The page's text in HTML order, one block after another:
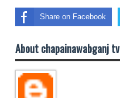
Share on Facebook
About chapainawabganj tv